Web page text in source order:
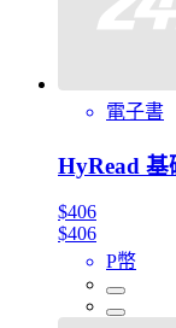
電子書
HyRead 基
$406
$406
P幣